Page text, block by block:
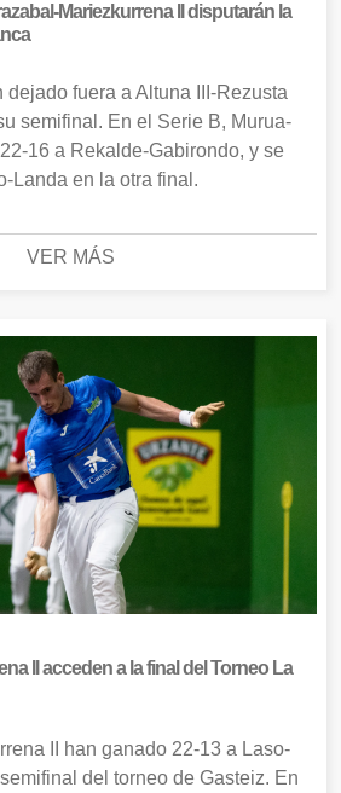
Mariezkurrena II disputarán la
fuera a Altuna III-Rezusta
semifinal. En el Serie B, Murua-
16 a Rekalde-Gabirondo, y se
Landa en la otra final.
VER MÁS
II acceden a la final del Torneo La
II han ganado 22-13 a Laso-
del torneo de Gasteiz. En